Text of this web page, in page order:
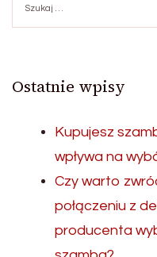
Ostatnie wpisy
Kupujesz
wpływa na
Czy warto
połączeniu z
producenta